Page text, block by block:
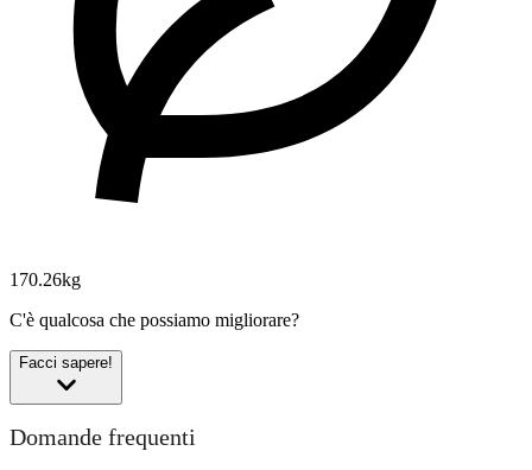
170.26kg
C'è qualcosa che possiamo migliorare?
Facci sapere!
Domande frequenti